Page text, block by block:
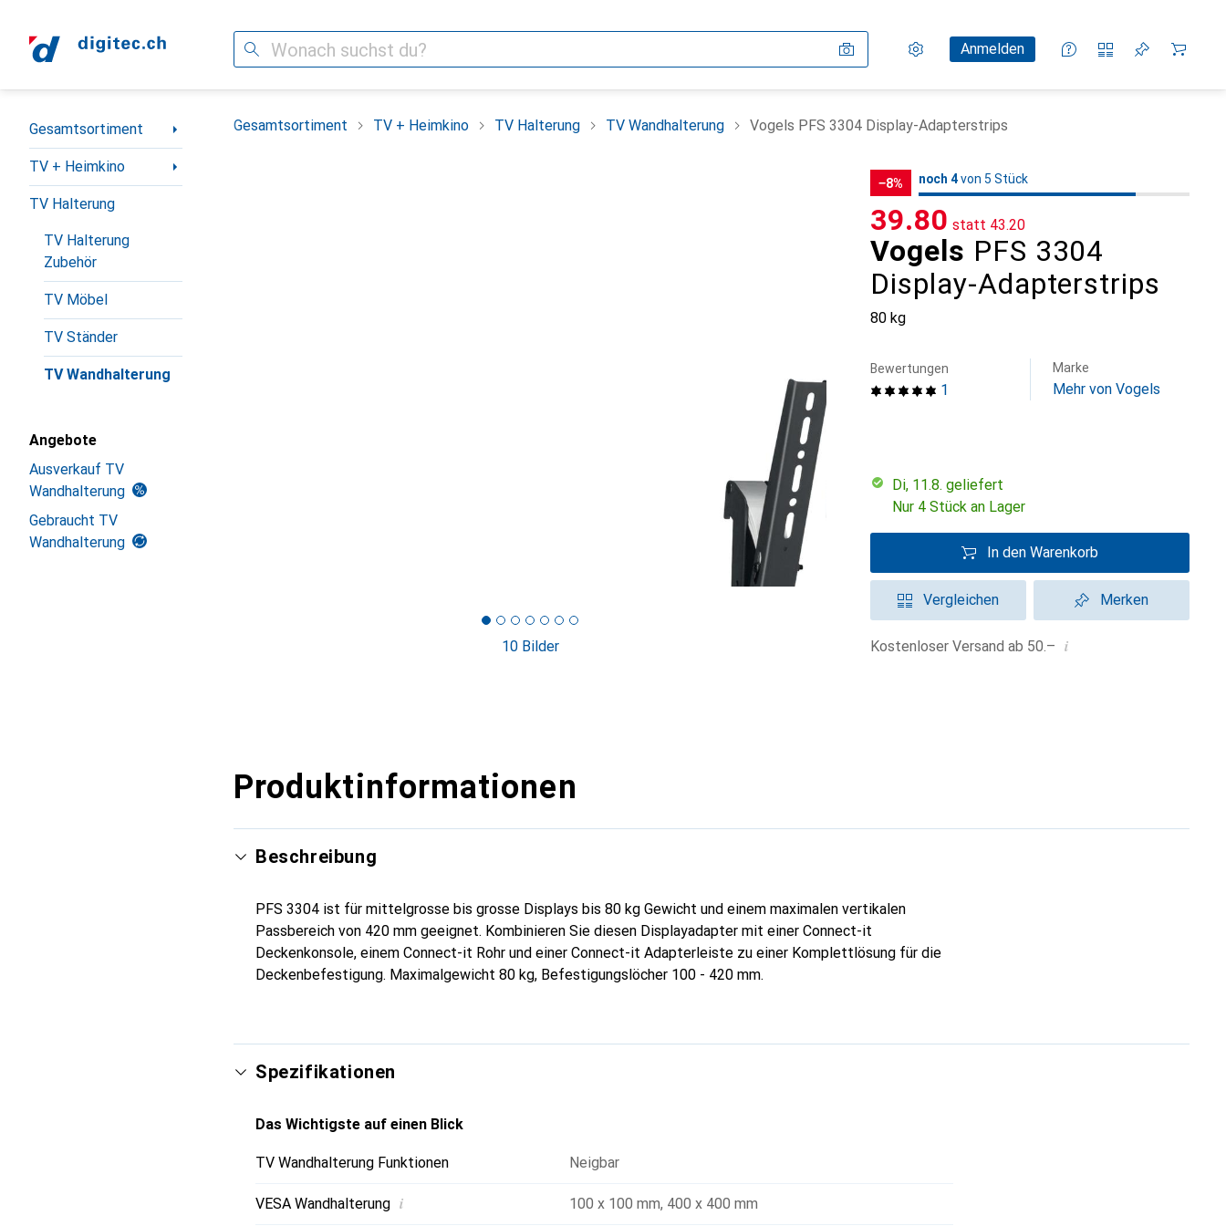
Suche Einstellungen
KundenkontoAnmelden
Vergleichslisten
Merklisten
Warenkorb
Navigation nach Kategorien
Gesamtsortiment
TV + Heimkino
TV Halterung
TV Halterung
Zubehör
TV Möbel
TV Ständer
TV Wandhalterung
Angebote
Ausverkauf TV
Wandhalterung
Gebraucht TV
Wandhalterung
Gesamtsortiment TV + Heimkino TV Halterung TV Wandhalterung Vogels PFS 3304 Display-Adapterstrips
10 Bilder
−8% 4 / 5
4 von 5 Stück
noch 4von 5 Stück
Vogels PFS 3304
Display-Adapterstrips
80 kg
CHF
39.80 statt CHF
43.20
1
Bewertungen Marke
Mehr von Vogels
Di, 11.8. geliefert
Nur 4 Stück an Lager
In den Warenkorb
Vergleichen Merken
Kostenloser Versand ab 50.– i
Produktinformationen
Beschreibung
PFS 3304 ist für mittelgrosse bis grosse Displays bis 80 kg Gewicht und einem maximalen vertikalen
Passbereich von 420 mm geeignet. Kombinieren Sie diesen Displayadapter mit einer Connect-it
Deckenkonsole, einem Connect-it Rohr und einer Connect-it Adapterleiste zu einer Komplettlösung für die
Deckenbefestigung. Maximalgewicht 80 kg, Befestigungslöcher 100 - 420 mm.
Spezifikationen
Das Wichtigste auf einen Blick
TV Wandhalterung Funktionen Neigbar
VESA Wandhalterung i 100 x 100 mm, 400 x 400 mm